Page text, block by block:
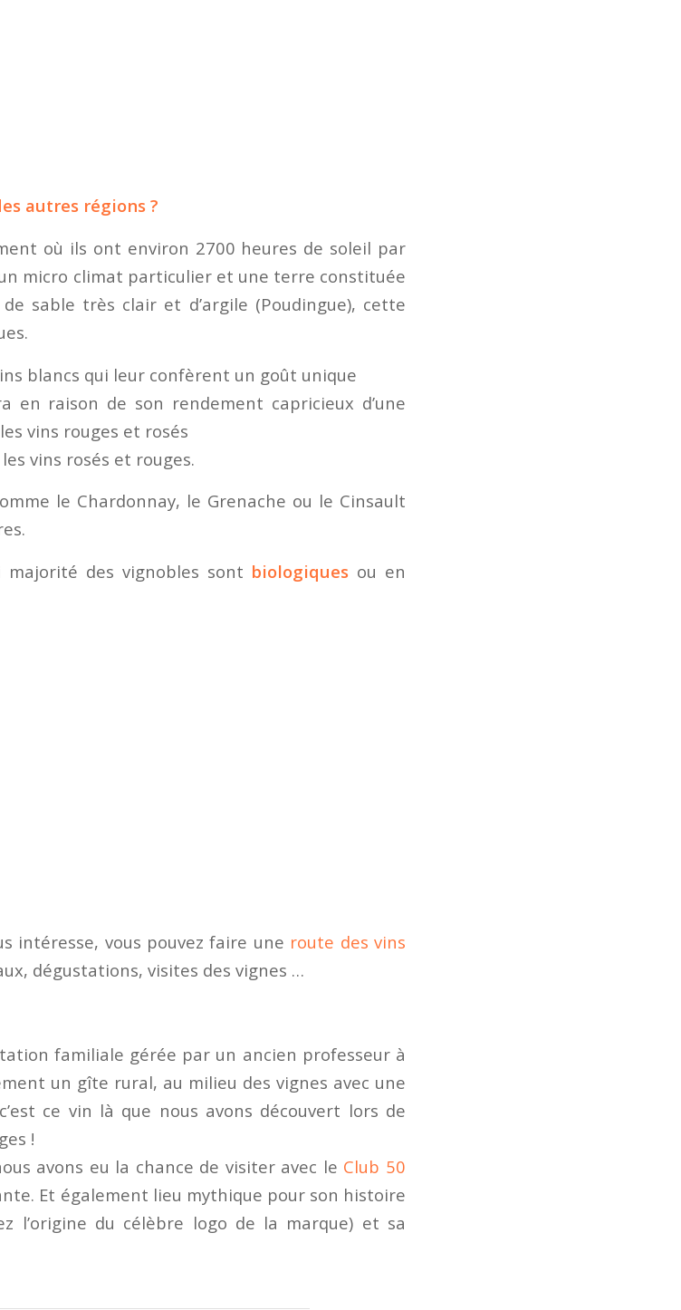
autres régions ?
où ils ont environ 2700 heures de soleil par
micro climat particulier et une terre constituée
sable très clair et d’argile (Poudingue), cette
blancs qui leur confèrent un goût unique
en raison de son rendement capricieux d’une
vins rouges et rosés
vins rosés et rouges.
le Chardonnay, le Grenache ou le Cinsault
des vignobles sont biologiques ou en
intéresse, vous pouvez faire une route des vins
dégustations, visites des vignes …
familiale gérée par un ancien professeur à
un gîte rural, au milieu des vignes avec une
ce vin là que nous avons découvert lors de
!
avons eu la chance de visiter avec le Club 50
Et également lieu mythique pour son histoire
l’origine du célèbre logo de la marque) et sa